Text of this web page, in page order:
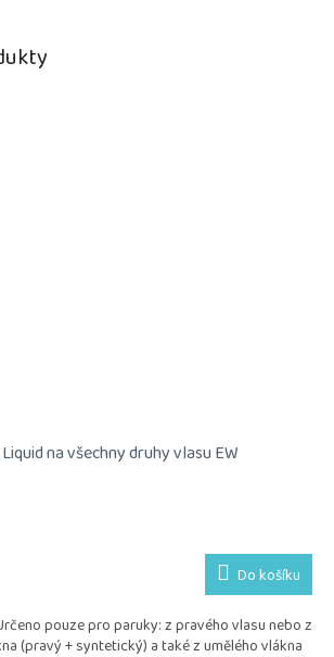
na všechny druhy vlasu EW
Do košíku
pouze pro paruky: z pravého vlasu nebo z
(pravý + syntetický) a také z umělého vlákna